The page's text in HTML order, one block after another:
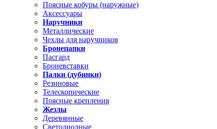
Поясные кобуры (наружные)
Аксессуары
Наручники
Металлические
Чехлы для наручников
Бронепапки
Пасгард
Броневставки
Палки (дубинки)
Резиновые
Телескопические
Поясные крепления
Жезлы
Деревянные
Светодиодные